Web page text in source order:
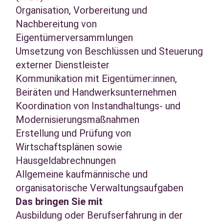
Organisation, Vorbereitung und
Nachbereitung von
Eigentümerversammlungen
Umsetzung von Beschlüssen und Steuerung
externer Dienstleister
Kommunikation mit Eigentümer:innen,
Beiräten und Handwerksunternehmen
Koordination von Instandhaltungs- und
Modernisierungsmaßnahmen
Erstellung und Prüfung von
Wirtschaftsplänen sowie
Hausgeldabrechnungen
Allgemeine kaufmännische und
organisatorische Verwaltungsaufgaben
Das bringen Sie mit
Ausbildung oder Berufserfahrung in der